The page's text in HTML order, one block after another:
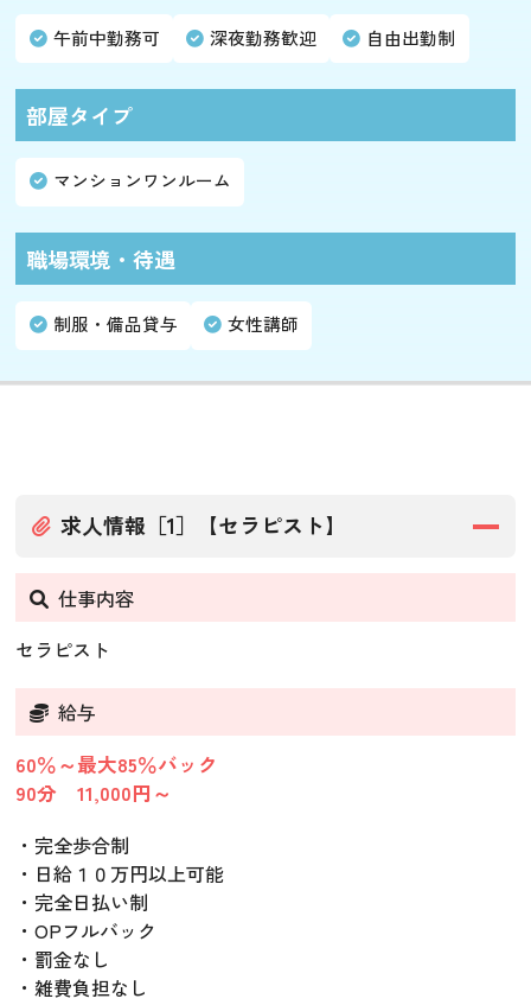
午前中勤務可 深夜勤務歓迎 自由出勤制
部屋タイプ
マンションワンルーム
職場環境・待遇
制服・備品貸与 女性講師
求人情報［1］【セラピスト】
仕事内容
セラピスト
給与
60％～最大85％バック
90分 11,000円～
・完全歩合制
・日給１０万円以上可能
・完全日払い制
・OPフルバック
・罰金なし
・雑費負担なし